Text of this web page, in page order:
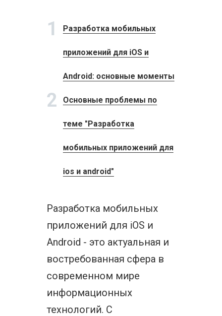
1 Разработка мобильных
приложений для iOS и
Android: основные моменты
2 Основные проблемы по
теме "Разработка
мобильных приложений для
ios и android"
Разработка мобильных
приложений для iOS и
Android - это актуальная и
востребованная сфера в
современном мире
информационных
технологий. С